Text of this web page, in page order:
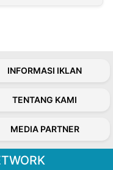
INFORMASI IKLAN
TENTANG KAMI
MEDIA PARTNER